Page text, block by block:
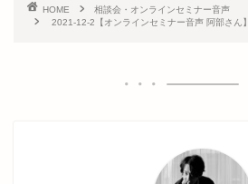
HOME
相談会・オンラインセミナー音声
2021-12-2【オンラインセミナー音声 阿部さん】